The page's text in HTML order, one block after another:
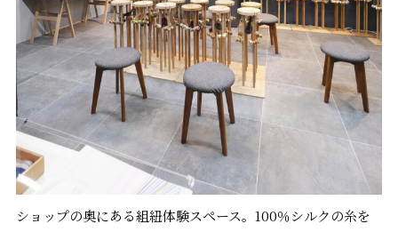
ショップの奥にある組紐体験スペース。100％シルクの糸を